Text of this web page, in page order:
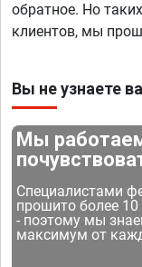
обратное. Но
клиентов, мы
Вы не узнаете
Мы
Специалистами
прошито более
- поэтому мы
максимум от